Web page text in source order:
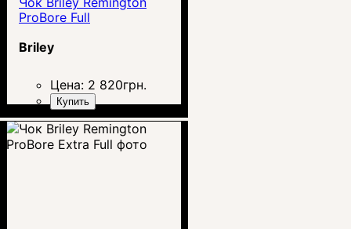
ProBore Full
Briley
Цена: 2 820грн.
Купить